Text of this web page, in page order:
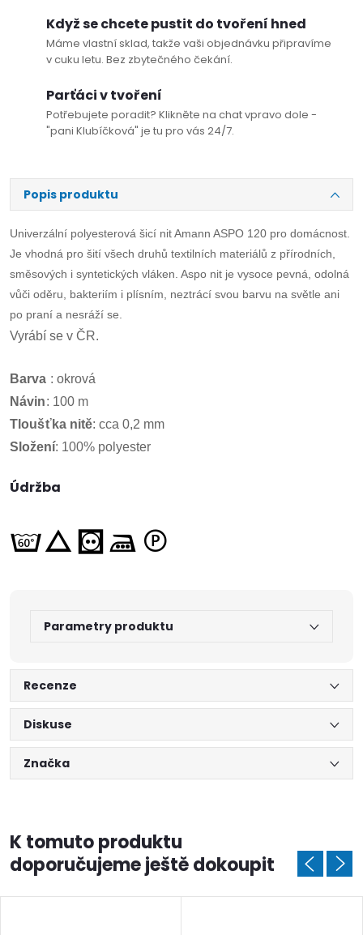
Když se chcete pustit do tvoření hned
Máme vlastní sklad, takže vaši objednávku připravíme
v cuku letu. Bez zbytečného čekání.
Parťáci v tvoření
Potřebujete poradit? Klikněte na chat vpravo dole -
"pani Klubíčková" je tu pro vás 24/7.
Popis produktu
Univerzální polyesterová šicí nit Amann ASPO 120 pro domácnost.
Je vhodná pro šití všech druhů textilních materiálů z přírodních,
směsových i syntetických vláken. Aspo nit je vysoce pevná, odolná
vůči oděru, bakteriím i plísním, neztrácí svou barvu na světle ani
po praní a nesráží se.
Vyrábí se v ČR.
Barva : okrová
Návin: 100 m
Tloušťka nitě: cca 0,2 mm
Složení: 100% polyester
Údržba
Parametry produktu
Recenze
Diskuse
Značka
K tomuto produktu
doporučujeme ještě dokoupit